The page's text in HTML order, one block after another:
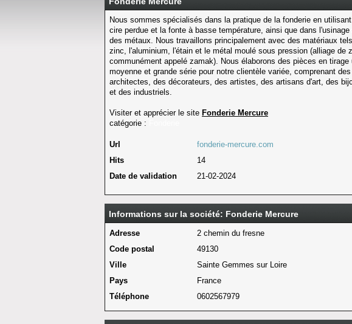
Nous sommes spécialisés dans la pratique de la fonderie en
cire perdue et la fonte à basse température, ainsi que dans
des métaux. Nous travaillons principalement avec des matériaux
zinc, l'aluminium, l'étain et le métal moulé sous pression (alliage de
communément appelé zamak). Nous élaborons des pièces en tirage
moyenne et grande série pour notre clientèle variée, comprenant
architectes, des décorateurs, des artistes, des artisans d'art, des
et des industriels.
Visiter et apprécier le site Fonderie Mercure
catégorie :
Url
fonderie-mercure.com
Hits
14
Date de validation
21-02-2024
Informations sur la société: Fonderie Mercure
Adresse
2 chemin du fresne
Code postal
49130
Ville
Sainte Gemmes sur Loire
Pays
France
Téléphone
0602567979